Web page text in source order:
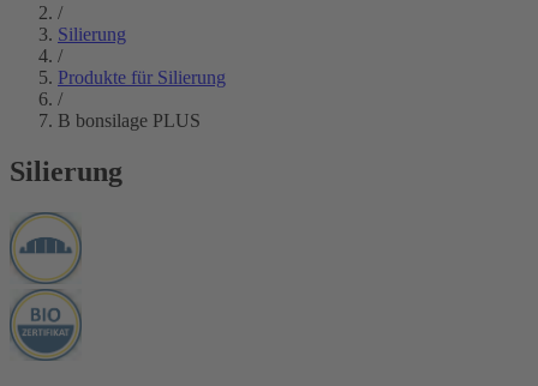
/
Silierung
/
Produkte für Silierung
/
B bonsilage PLUS
Silierung